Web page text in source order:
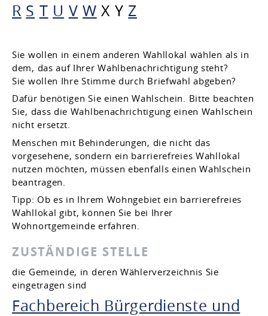
R S T U V W X Y Z
Sie wollen in einem anderen Wahllokal wählen als in
dem, das auf Ihrer Wahlbenachrichtigung steht?
Sie wollen Ihre Stimme durch Briefwahl abgeben?
Dafür benötigen Sie einen Wahlschein. Bitte beachten
Sie, dass die Wahlbenachrichtigung einen Wahlschein
nicht ersetzt.
Menschen mit Behinderungen, die nicht das
vorgesehene, sondern ein barrierefreies Wahllokal
nutzen möchten, müssen ebenfalls einen Wahlschein
beantragen.
Tipp: Ob es in Ihrem Wohngebiet ein barrierefreies
Wahllokal gibt, können Sie bei Ihrer
Wohnortgemeinde erfahren.
ZUSTÄNDIGE STELLE
die Gemeinde, in deren Wählerverzeichnis Sie
eingetragen sind
Fachbereich Bürgerdienste und